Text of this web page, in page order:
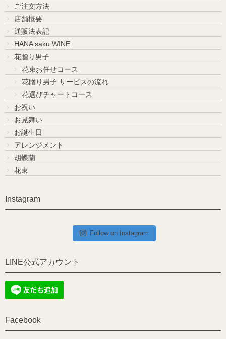
ご注文方法
店舗概要
通販法表記
HANA saku WINE
花贈り男子
花束お任せコース
花贈り男子 サービスの流れ
花選びチャートコース
お祝い
お見舞い
お誕生日
アレンジメント
胡蝶蘭
花束
Instagram
Follow on Instagram
LINE公式アカウント
Facebook